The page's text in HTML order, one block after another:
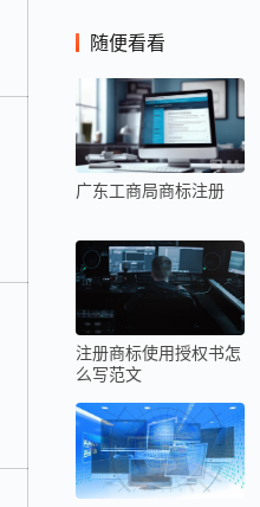
随便看看
广东工商局商标注册
注册商标使用授权书怎
么写范文